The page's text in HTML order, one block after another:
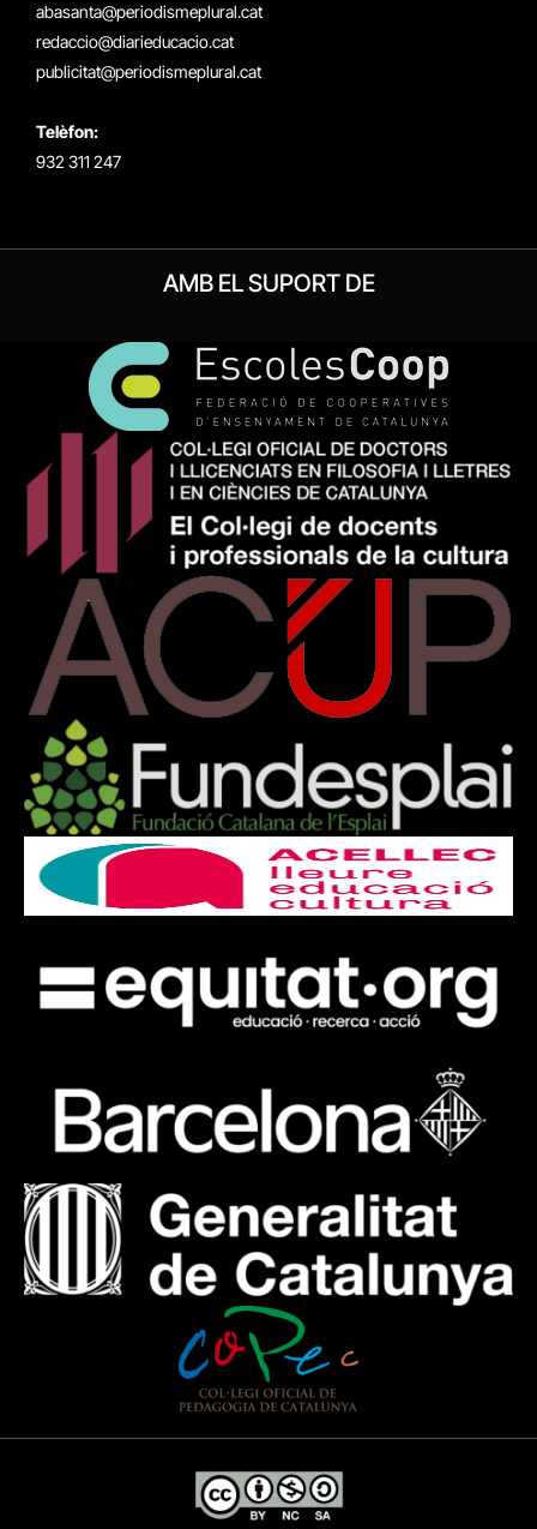
abasanta@periodismeplural.cat
redaccio@diarieducacio.cat
publicitat@periodismeplural.cat
Telèfon:
932 311 247
AMB EL SUPORT DE